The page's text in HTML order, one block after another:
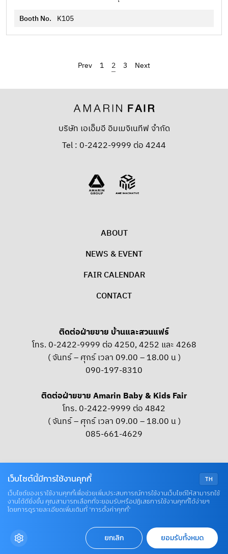
Booth No. K105
1 2 3
EXHIBITOR LIST ACTIVITY PROMOTION
บริษัท เอเอ็มอี อิมเมจิเนทีฟ จำกัด
Tel : 0-2422-9999 ต่อ 4244
ABOUT
NEWS & EVENT
FAIR CALENDAR
CONTACT
ติดต่อฝ่ายขาย บ้านและสวนแฟร์
โทร. 0-2422-9999 ต่อ 4250, 4252 และ 4268
( จันทร์ – ศุกร์ เวลา 09.00 – 18.00 น )
090-197-8310
ติดต่อฝ่ายขาย Amarin Baby & Kids Fair
โทร. 0-2422-9999 ต่อ 4842
( จันทร์ – ศุกร์ เวลา 09.00 – 18.00 น )
085-661-4629
© COPYRIGHT 2026 AME IMAGINATIVE COMPANY LIMITED
TH
เว็บไซต์นี้มีการใช้งานคุกกี้
เว็บไซต์ของเราใช้งานคุกกี้เพื่อช่วยเพิ่มประสบการณ์การใช้งานเว็บไซต์ให้สามารถใช้
งานได้ดียิ่งขึ้น คุณสามารถเลือกที่จะยอมรับหรือปฏิเสธการใช้งานคุกกี้ได้ง่ายๆ
โดยการดูรายละเอียดเพิ่มเติมที่ “การตั้งค่าคุกกี้”
ยกเลิก ยอมรับทั้งหมด